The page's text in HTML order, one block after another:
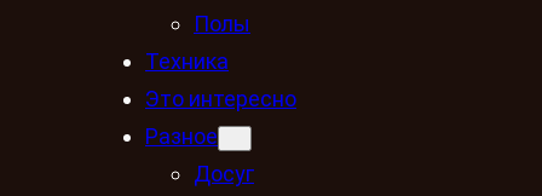
Полы
Техника
Это интересно
Разное
Досуг